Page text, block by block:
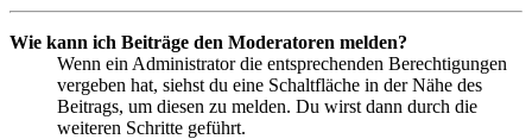
Wie kann ich Beiträge den Moderatoren melden?
Wenn ein Administrator die entsprechenden Berechtigungen
vergeben hat, siehst du eine Schaltfläche in der Nähe des
Beitrags, um diesen zu melden. Du wirst dann durch die
weiteren Schritte geführt.